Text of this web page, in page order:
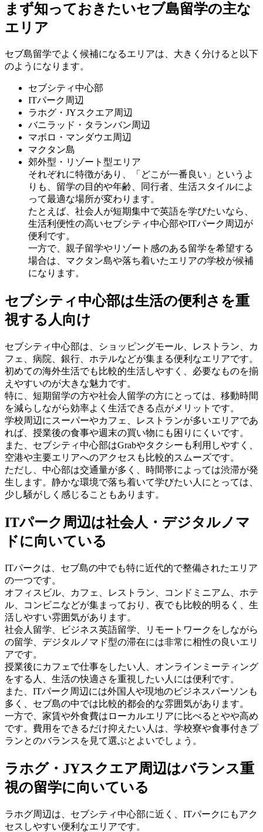
まず知っておきたいセブ島留学の主な
エリア
セブ島留学でよく候補になるエリアは、大きく分けると以下
のようになります。
セブシティ中心部
ITパーク周辺
ラホグ・JYスクエア周辺
バニラッド・タランバン周辺
マボロ・マンダウエ周辺
マクタン島
郊外型・リゾート型エリア
それぞれに特徴があり、「どこが一番良い」というよ
りも、留学の目的や年齢、同行者、生活スタイルによ
って最適な場所が変わります。
たとえば、社会人が短期集中で英語を学びたいなら、
生活利便性の高いセブシティ中心部やITパーク周辺が
便利です。
一方で、親子留学やリゾート感のある留学を希望する
場合は、マクタン島や落ち着いたエリアの学校が候補
になります。
セブシティ中心部は生活の便利さを重
視する人向け
セブシティ中心部は、ショッピングモール、レストラン、カ
フェ、病院、銀行、ホテルなどが集まる便利なエリアです。
初めての海外生活でも比較的生活しやすく、必要なものを揃
えやすいのが大きな魅力です。
特に、短期留学の方や社会人留学の方にとっては、移動時間
を減らしながら効率よく生活できる点がメリットです。
学校周辺にスーパーやカフェ、レストランが多いエリアであ
れば、授業後の食事や週末の買い物にも困りにくいです。
また、セブシティ中心部はGrabやタクシーも利用しやすく、
空港や主要エリアへのアクセスも比較的スムーズです。
ただし、中心部は交通量が多く、時間帯によっては渋滞が発
生します。静かな環境で落ち着いて学びたい人にとっては、
少し騒がしく感じることもあります。
ITパーク周辺は社会人・デジタルノマ
ドに向いている
ITパークは、セブ島の中でも特に近代的で整備されたエリア
の一つです。
オフィスビル、カフェ、レストラン、コンドミニアム、ホテ
ル、コンビニなどが集まっており、夜でも比較的明るく、生
活しやすい雰囲気があります。
社会人留学、ビジネス英語留学、リモートワークをしながら
の留学、デジタルノマド型の滞在には非常に相性の良いエリ
アです。
授業後にカフェで仕事をしたい人、オンラインミーティング
をする人、生活の快適さを重視したい人には便利です。
また、ITパーク周辺には外国人や現地のビジネスパーソンも
多く、セブ島の中では比較的都会的な雰囲気があります。
一方で、家賃や外食費はローカルエリアに比べるとやや高め
です。費用をできるだけ抑えたい人は、学校寮や食事付きプ
ランとのバランスを見て選ぶとよいでしょう。
ラホグ・JYスクエア周辺はバランス重
視の留学に向いている
ラホグ周辺は、セブシティ中心部に近く、ITパークにもアク
セスしやすい便利なエリアです。